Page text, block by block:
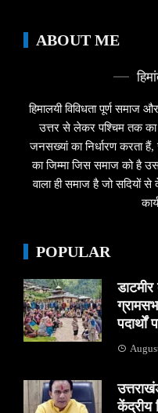
ABOUT ME
हिमालयी विविधता पूर्ण समाज
उत्तर से लेकर पश्चिम तक
जनसख्यां का निर्धारण करता
का जिम्मा जिस समाज को है
वाला ही समाज है जो सदियों
POPULAR
पदार्थों
केंद्रीय